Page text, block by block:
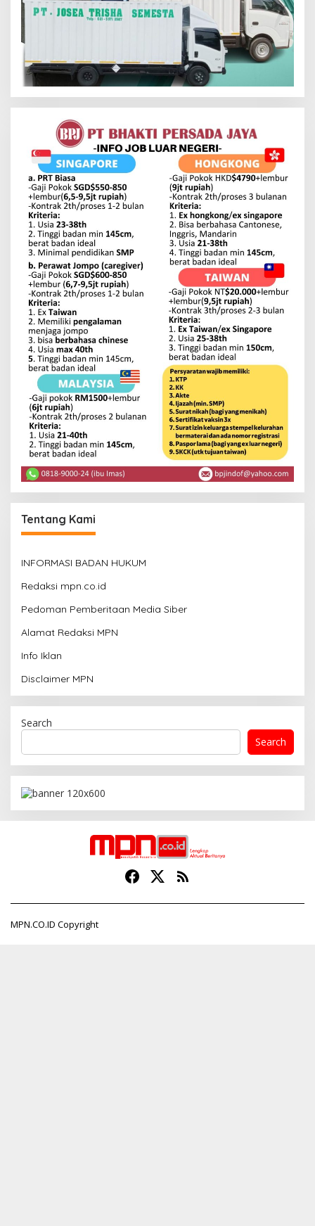
Tentang Kami
INFORMASI BADAN HUKUM
Redaksi mpn.co.id
Pedoman Pemberitaan Media Siber
Alamat Redaksi MPN
Info Iklan
Disclaimer MPN
Search
Search
MPN.CO.ID Copyright